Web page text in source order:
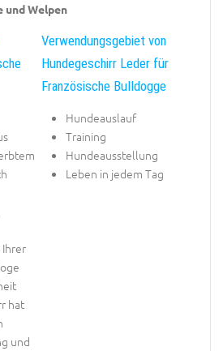
und Welpen
hat
und
Verwendungsgebiet von
Hundegeschirr Leder für
Französische Bulldogge
Hundeauslauf
Training
Hundeausstellung
Leben in jedem Tag